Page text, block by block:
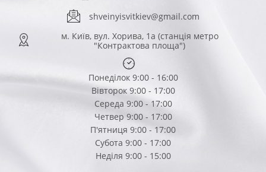
shveinyisvitkiev@gmail.com
м. Київ, вул. Хорива, 1а (станція метро
"Контрактова площа")
Понеділок 9:00 - 16:00
Вівторок 9:00 - 17:00
Середа 9:00 - 17:00
Четвер 9:00 - 17:00
П'ятниця 9:00 - 17:00
Субота 9:00 - 17:00
Неділя 9:00 - 15:00